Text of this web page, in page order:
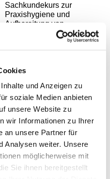
und Anzeigen zu
soziale Medien anbieten
unsere Website zu
wir Informationen zu Ihrer
an unsere Partner für
Analysen weiter. Unsere
möglicherweise mit
Sie ihnen bereitgestellt
Sachkundekurs zur
Praxishygiene und
Aufbereitung von
Medizinprodukten für Ärzte
mit
von 5
In den Warenkorb